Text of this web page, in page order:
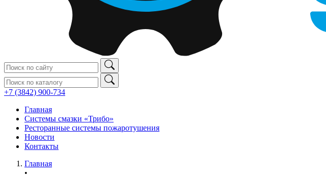
+7 (3842) 900‑734
Главная
Системы смазки «Трибо»
Ресторанные системы пожаротушения
Новости
Контакты
Главная
•